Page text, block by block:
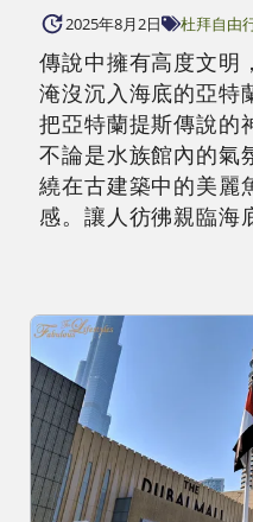
2025年8月2日 杜拜自由
傳說中擁有高度文明
淹沒沉入海底的亞特
把亞特蘭提斯傳說的
不論是水族館內的氣
繞在古建築中的美麗
感。讓人彷彿親臨海